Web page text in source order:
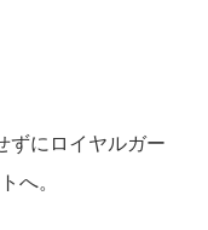
ずにロイヤルガー
へ。